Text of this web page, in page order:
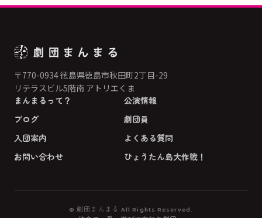
〒770-0934 徳島県徳島市秋田町2丁目-29
リテラスビル5階南 アトリエくま
まんまるって？
公演情報
ブログ
劇団員
入団案内
よくある質問
お問い合わせ
ひょうたん島大作戦！
© 劇団まんまる All Rights Reserved.